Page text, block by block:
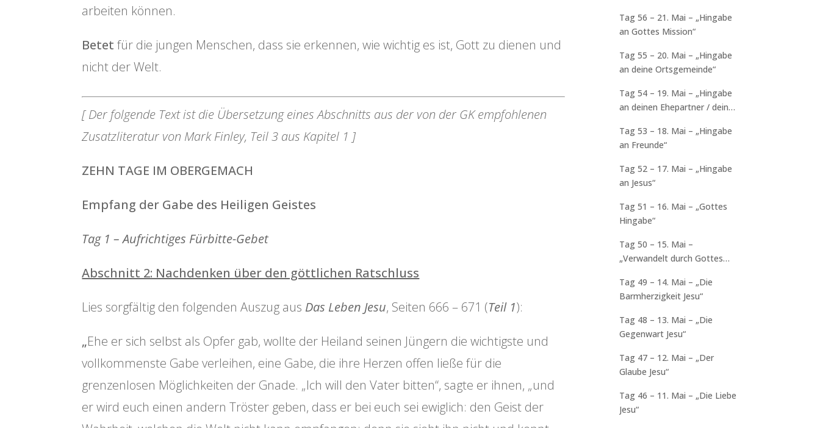
arbeiten können.
Betetfür die jungen Menschen, dass sie erkennen, wie wichtig es ist, Gott zu dienen und
nicht der Welt.
[ Der folgende Text ist die Übersetzung eines Abschnitts aus der von der GK empfohlenen
Zusatzliteratur von Mark Finley, Teil 3 aus Kapitel 1 ]
ZEHN TAGE IM OBERGEMACH
Empfang der Gabe des Heiligen Geistes
Tag 1 – Aufrichtiges Fürbitte-Gebet
Abschnitt 2: Nachdenken über den göttlichen Ratschluss
Lies sorgfältig den folgenden Auszug aus Das Leben Jesu, Seiten 666 – 671 (Teil 1):
„Ehe er sich selbst als Opfer gab, wollte der Heiland seinen Jüngern die wichtigste und
vollkommenste Gabe verleihen, eine Gabe, die ihre Herzen offen ließe für die
grenzenlosen Möglichkeiten der Gnade. „Ich will den Vater bitten“, sagte er ihnen, „und
er wird euch einen andern Tröster geben, dass er bei euch sei ewiglich: den Geist der
Tag 56 – 21. Mai – „Hingabe
an Gottes Mission“
Tag 55 – 20. Mai – „Hingabe
an deine Ortsgemeinde“
Tag 54 – 19. Mai – „Hingabe
an deinen Ehepartner / deine
Tag 53 – 18. Mai – „Hingabe
an Freunde“
Tag 52 – 17. Mai – „Hingabe
an Jesus“
Tag 51 – 16. Mai – „Gottes
Hingabe“
Tag 50 – 15. Mai –
„Verwandelt durch Gottes
Tag 49 – 14. Mai – „Die
Barmherzigkeit Jesu“
Tag 48 – 13. Mai – „Die
Gegenwart Jesu“
Tag 47 – 12. Mai – „Der
Glaube Jesu“
Tag 46 – 11. Mai – „Die Liebe
Jesu“